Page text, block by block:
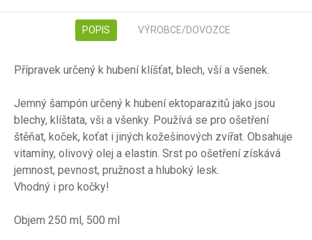
POPIS VÝROBCE/DOVOZCE
Přípravek určený k hubení klíšťat, blech, vší a všenek.
Jemný šampón určený k hubení ektoparazitů jako jsou
blechy, klíštata, vši a všenky. Používá se pro ošetření
štěňat, koček, koťat i jiných kožešinových zvířat. Obsahuje
vitamíny, olivový olej a elastin. Srst po ošetření získává
jemnost, pevnost, pružnost a hluboký lesk.
Vhodný i pro kočky!
Objem 250 ml, 500 ml